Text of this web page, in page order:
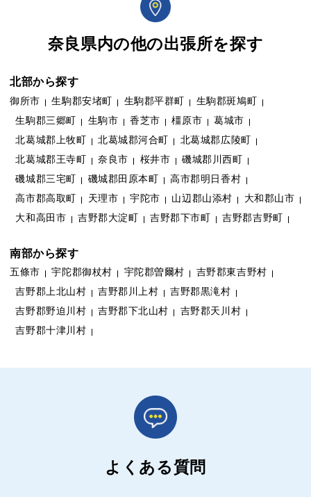
奈良県内の他の出張所を探す
北部から探す
御所市 生駒郡安堵町 生駒郡平群町
生駒郡斑鳩町
生駒郡三郷町
生駒市 香芝市 橿原市
葛城市
北葛城郡上牧町
北葛城郡河合町
北葛城郡広陵町
北葛城郡王寺町
奈良市 桜井市
磯城郡川西町
磯城郡三宅町
磯城郡田原本町
高市郡明日香村
高市郡高取町
天理市 宇陀市 山辺郡山添村
大和郡山市
大和高田市
吉野郡大淀町 吉野郡下市町 吉野郡吉野町
南部から探す
五條市 宇陀郡御杖村 宇陀郡曽爾村
吉野郡東吉野村
吉野郡上北山村
吉野郡川上村
吉野郡黒滝村
吉野郡野迫川村
吉野郡下北山村
吉野郡天川村
吉野郡十津川村
よくある質問